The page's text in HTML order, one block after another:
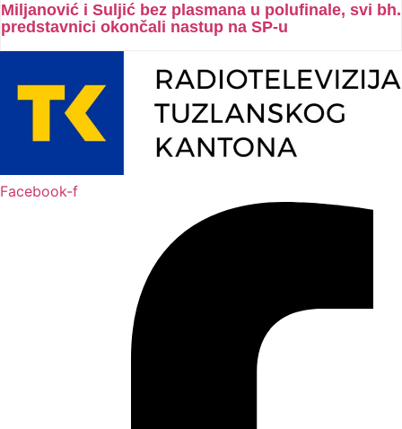
Miljanović i Suljić bez plasmana u polufinale, svi bh.
predstavnici okončali nastup na SP-u
Facebook-f